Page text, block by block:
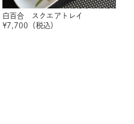
白百合 スクエアトレイ
¥7,700 （税込）